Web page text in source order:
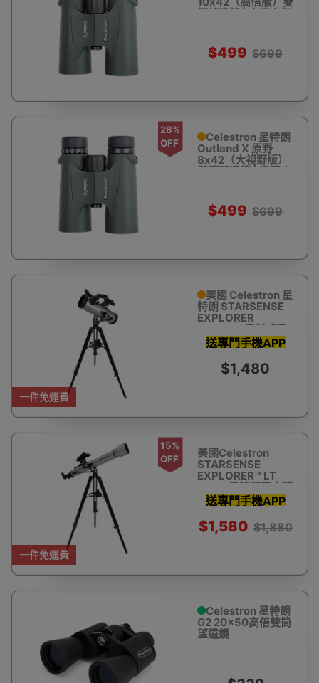
筒望遠鏡 | 高清充氮
$499 $699
28%
OFF
Celestron 星特朗
Outland X 原野
8x42（大視野版）
雙筒望遠鏡 | 高清充
$499 $699
一件免運費
美國 Celestron 星
特朗 STARSENSE
EXPLORER
LT114AZ 反射式天
文望遠鏡(智能手機
輔助尋星)
送專門手機APP
助你瞄準星體 教
你搵星星
$1,480
一件免運費
15%
OFF
美國Celestron
STARSENSE
EXPLORER™ LT
80AZ 星特朗天文望
遠鏡 (智能手機輔助
尋星)
送專門手機APP
助你瞄準星體 教
你搵星星
$1,580 $1,880
Celestron 星特朗
G2 20x50高倍雙筒
望遠鏡